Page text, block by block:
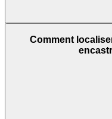
Comment